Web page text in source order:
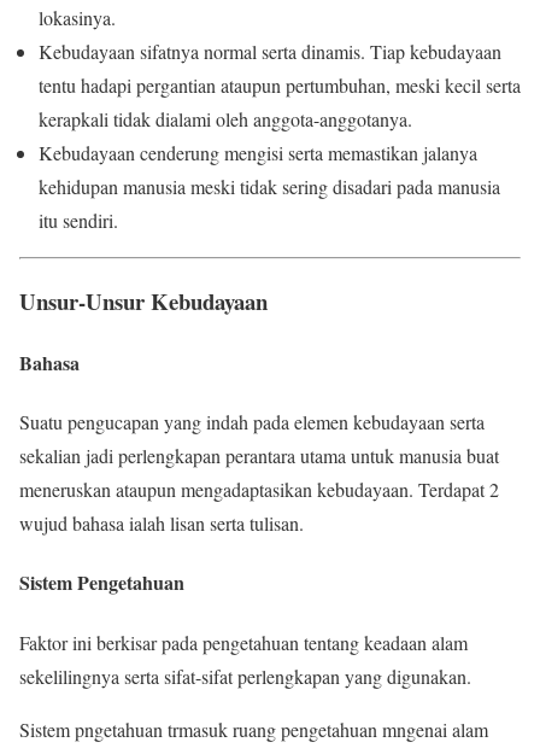
lokasinya.
Kebudayaan sifatnya normal serta dinamis. Tiap kebudayaan
tentu hadapi pergantian ataupun pertumbuhan, meski kecil serta
kerapkali tidak dialami oleh anggota-anggotanya.
Kebudayaan cenderung mengisi serta memastikan jalanya
kehidupan manusia meski tidak sering disadari pada manusia
itu sendiri.
Unsur-Unsur Kebudayaan
Bahasa
Suatu pengucapan yang indah pada elemen kebudayaan serta
sekalian jadi perlengkapan perantara utama untuk manusia buat
meneruskan ataupun mengadaptasikan kebudayaan. Terdapat 2
wujud bahasa ialah lisan serta tulisan.
Sistem Pengetahuan
Faktor ini berkisar pada pengetahuan tentang keadaan alam
sekelilingnya serta sifat-sifat perlengkapan yang digunakan.
Sistem pngetahuan trmasuk ruang pengetahuan mngenai alam